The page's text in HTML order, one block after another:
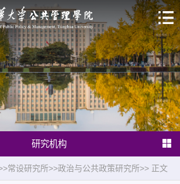
研究机构
常设研究所>>政治与公共政策研究所>> 正文